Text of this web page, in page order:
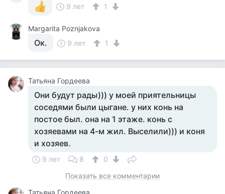
9 лет
1
Margarita Poznjakova
Ок. 9 лет 1
Татьяна Гордеева
Они будут рады))) у моей приятельницы
соседями были цыгане. у них конь на
постое был. она на 1 этаже. конь с
хозяевами на 4-м жил. Выселили))) и коня
и хозяев.
9 лет 8
0
Показать все комментарии
Татьяна Гордеева